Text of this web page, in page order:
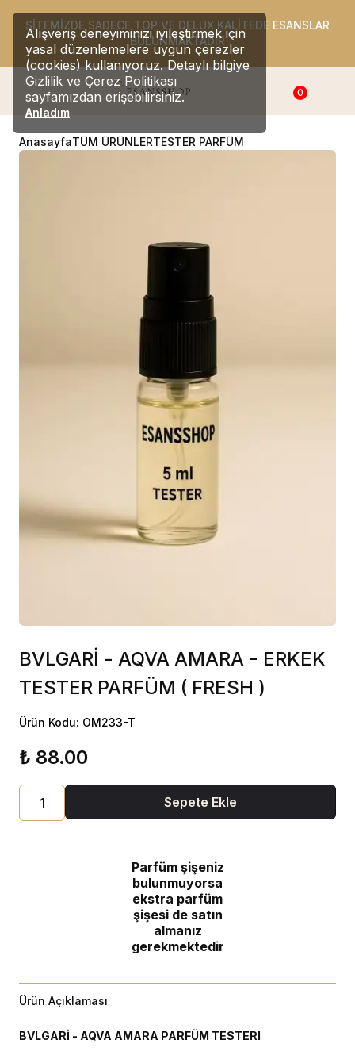
Alışveriş deneyiminizi iyileştirmek için
yasal düzenlemelere uygun çerezler
(cookies) kullanıyoruz. Detaylı bilgiye
Gizlilik ve Çerez Politikası
sayfamızdan erişebilirsiniz.
Anladım
SİTEMİZDE SADECE TOP VE DELUX KALİTEDE ESANSLAR
BULUNMAKTADIR
0
AnasayfaTÜM ÜRÜNLERTESTER PARFÜM
BVLGARİ - AQVA AMARA - ERKEK
TESTER PARFÜM ( FRESH )
Ürün Kodu: OM233-T
₺ 88.00
Sepete Ekle
Parfüm şişeniz
bulunmuyorsa
ekstra parfüm
şişesi de satın
almanız
gerekmektedir
Ürün Açıklaması
BVLGARİ - AQVA AMARA PARFÜM TESTERI